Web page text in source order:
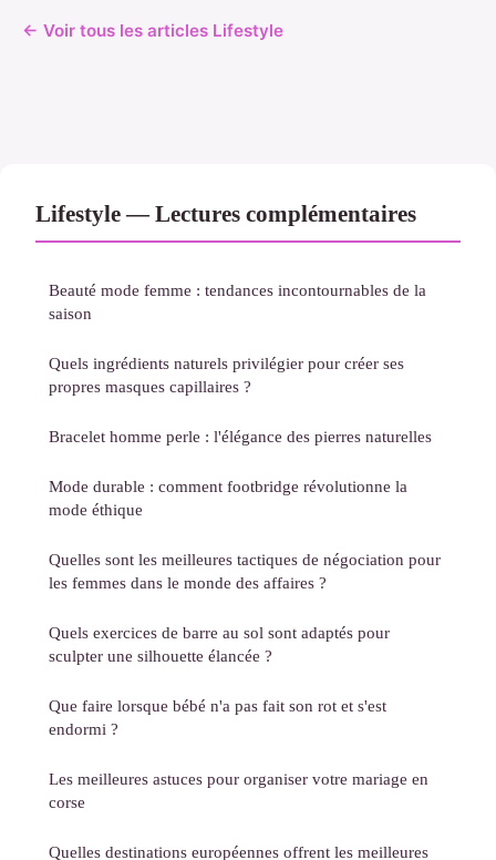
← Voir tous les articles Lifestyle
Lifestyle — Lectures complémentaires
Beauté mode femme : tendances incontournables de la
saison
Quels ingrédients naturels privilégier pour créer ses
propres masques capillaires ?
Bracelet homme perle : l'élégance des pierres naturelles
Mode durable : comment footbridge révolutionne la
mode éthique
Quelles sont les meilleures tactiques de négociation pour
les femmes dans le monde des affaires ?
Quels exercices de barre au sol sont adaptés pour
sculpter une silhouette élancée ?
Que faire lorsque bébé n'a pas fait son rot et s'est
endormi ?
Les meilleures astuces pour organiser votre mariage en
corse
Quelles destinations européennes offrent les meilleures